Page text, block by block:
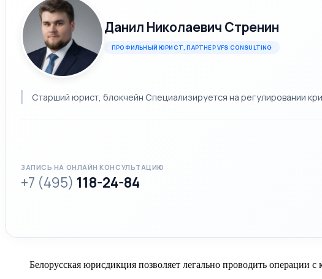
Данил Николаевич Стренин
ПРОФИЛЬНЫЙ ЮРИСТ, ПАРТНЕР VFS CONSULTING
Старший юрист, блокчейн Специализируется на регулировании
ЗАПИСЬ НА ОНЛАЙН КОНСУЛЬТАЦИЮ
+7 (495) 118-24-84
Белорусская юрисдикция позволяет легально проводить операции